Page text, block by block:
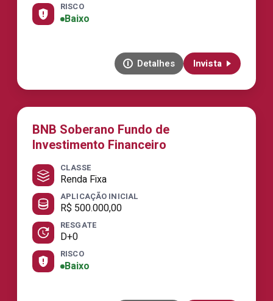
RISCO
Baixo
Detalhes Invista
BNB Soberano Fundo de
Investimento Financeiro
CLASSE
Renda Fixa
APLICAÇÃO INICIAL
R$ 500.000,00
RESGATE
D+0
RISCO
Baixo